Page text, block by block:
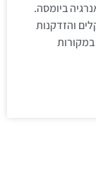
ביומסה.
והזדקנות